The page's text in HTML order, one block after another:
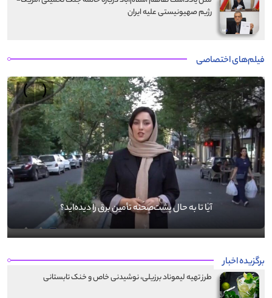
رژیم صهیونیستی علیه ایران
فیلم‌های اختصاصی
آیا تا به حال پشت‌صحنه تأمین برق را دیده‌اید؟
‹
›
برگزیده اخبار
طرز تهیه لیموناد برزیلی، نوشیدنی خاص و خنک تابستانی